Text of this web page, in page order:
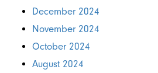
December 2024
November 2024
October 2024
August 2024